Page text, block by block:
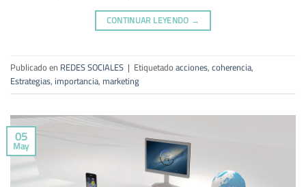
CONTINUAR LEYENDO →
Publicado en REDES SOCIALES | Etiquetadoacciones,coherencia,
Estrategias, importancia, marketing
05
May